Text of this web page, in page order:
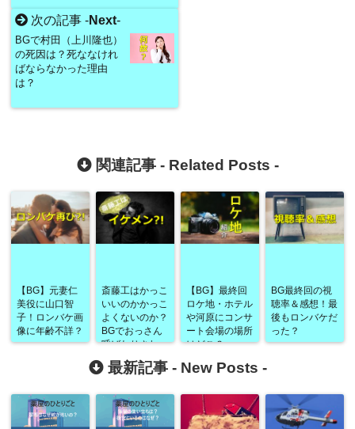
次の記事 -Next-
BGで村田（上川隆也）
の死因は？死ななけれ
ばならなかった理由
は？
関連記事 - Related Posts -
【BG】元妻仁
美役に山口智
子！ロンバケ画
像に年齢不詳？
斎藤工はかっこ
いいのかかっこ
よくないのか？
BGでおっさん
呼ばわりされ
た？！
【BG】最終回
ロケ地・ホテル
や河原にコンサ
ート会場の場所
はどこ？
BG最終回の視
聴率＆感想！最
後もロンバケだ
った？
最新記事 - New Posts -